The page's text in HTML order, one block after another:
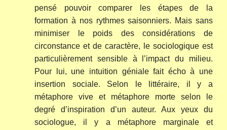
pensé pouvoir comparer les étapes de la
formation à nos rythmes saisonniers. Mais sans
minimiser le poids des considérations de
circonstance et de caractère, le sociologique est
particulièrement sensible à l’impact du milieu.
Pour lui, une intuition géniale fait écho à une
insertion sociale. Selon le littéraire, il y a
métaphore vive et métaphore morte selon le
degré d’inspiration d’un auteur. Aux yeux du
sociologue, il y a métaphore marginale et